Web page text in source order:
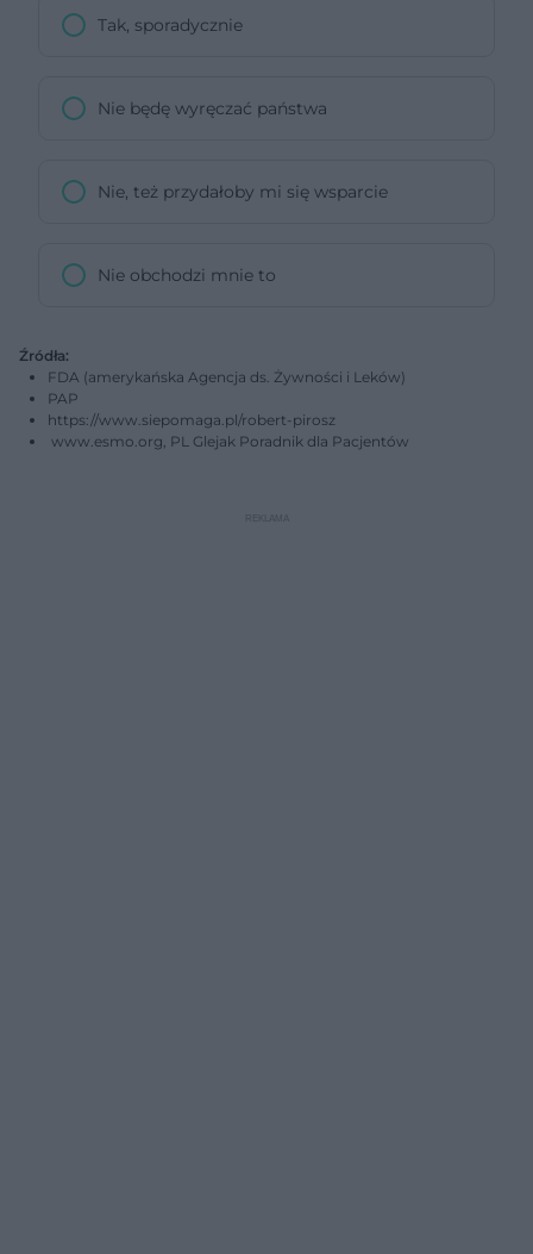
Tak, sporadycznie
Nie będę wyręczać państwa
Nie, też przydałoby mi się wsparcie
Nie obchodzi mnie to
Źródła:
FDA (amerykańska Agencja ds. Żywności i Leków)
PAP
https://www.siepomaga.pl/robert-pirosz
www.esmo.org, PL Glejak Poradnik dla Pacjentów